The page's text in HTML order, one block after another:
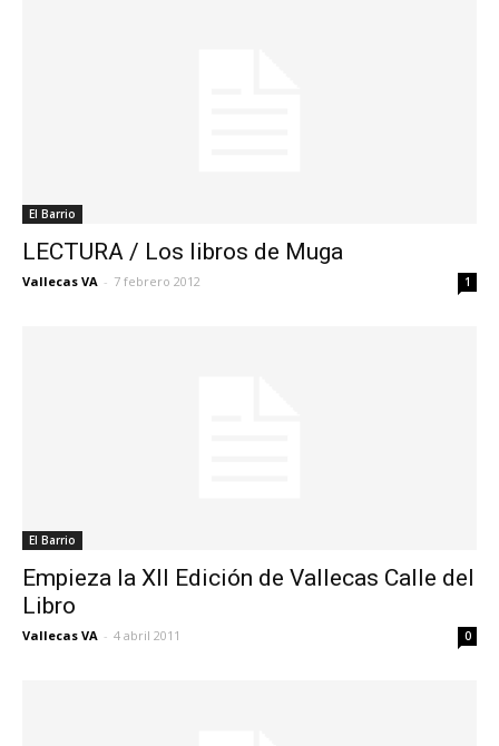
El Barrio
LECTURA / Los libros de Muga
Vallecas VA - 7 febrero 2012 1
El Barrio
Empieza la XII Edición de Vallecas Calle del
Libro
Vallecas VA - 4 abril 2011 0